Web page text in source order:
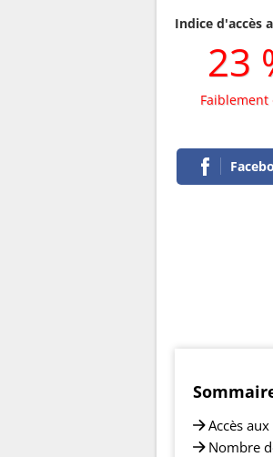
Indice d'accès
23
Faiblement
Accès
Nombre